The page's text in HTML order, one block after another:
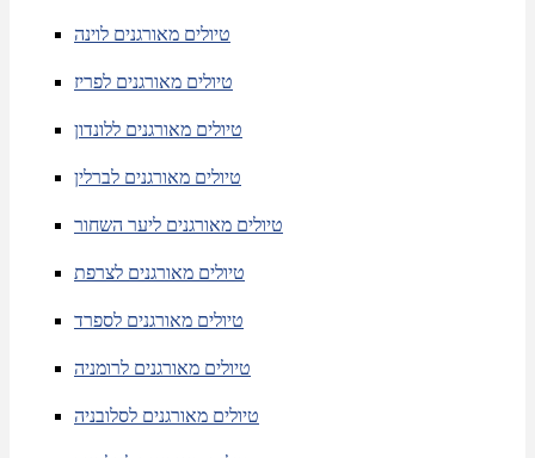
טיולים מאורגנים לוינה
טיולים מאורגנים לפריז
טיולים מאורגנים ללונדון
טיולים מאורגנים לברלין
טיולים מאורגנים ליער השחור
טיולים מאורגנים לצרפת
טיולים מאורגנים לספרד
טיולים מאורגנים לרומניה
טיולים מאורגנים לסלובניה